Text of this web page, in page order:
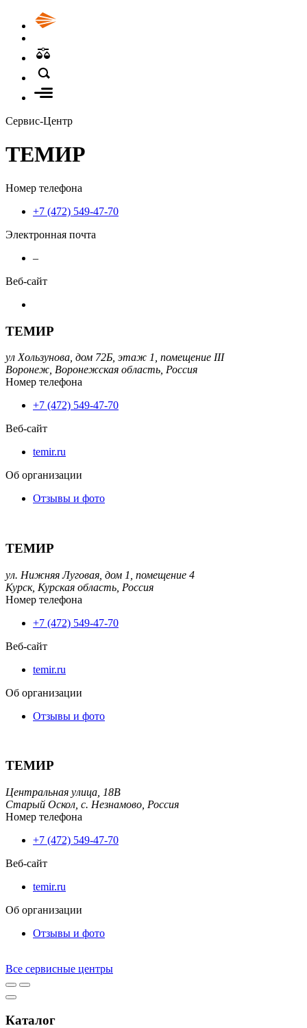
Сервис-Центр
ТЕМИР
Номер телефона
+7 (472) 549-47-70
Электронная почта
–
Веб-сайт
ТЕМИР
ул Хользунова, дом 72Б, этаж 1, помещение III
Воронеж, Воронежская область, Россия
Номер телефона
+7 (472) 549-47-70
Веб-сайт
temir.ru
Об организации
Отзывы и фото
ТЕМИР
ул. Нижняя Луговая, дом 1, помещение 4
Курск, Курская область, Россия
Номер телефона
+7 (472) 549-47-70
Веб-сайт
temir.ru
Об организации
Отзывы и фото
ТЕМИР
Центральная улица, 18В
Старый Оскол, с. Незнамово, Россия
Номер телефона
+7 (472) 549-47-70
Веб-сайт
temir.ru
Об организации
Отзывы и фото
Все сервисные центры
Каталог